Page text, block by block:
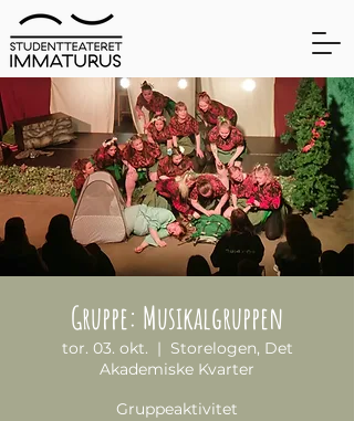
Gruppe: Musikalgruppen
tor. 03. okt.
  |
Storelogen, Det
Akademiske Kvarter
Gruppeaktivitet